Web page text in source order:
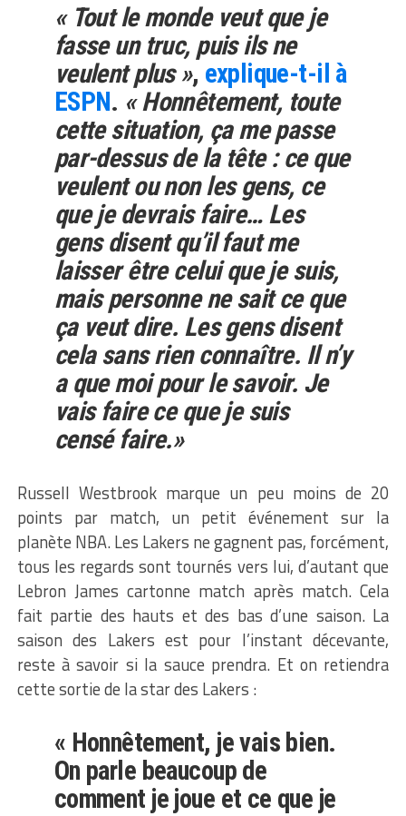
« Tout le monde veut que je
fasse un truc, puis ils ne
veulent plus », explique-t-il à
ESPN. « Honnêtement, toute
cette situation, ça me passe
par-dessus de la tête : ce que
veulent ou non les gens, ce
que je devrais faire… Les
gens disent qu’il faut me
laisser être celui que je suis,
mais personne ne sait ce que
ça veut dire. Les gens disent
cela sans rien connaître. Il n’y
a que moi pour le savoir. Je
vais faire ce que je suis
censé faire.»
Russell Westbrook marque un peu moins de 20
points par match, un petit événement sur la
planète NBA. Les Lakers ne gagnent pas, forcément,
tous les regards sont tournés vers lui, d’autant que
Lebron James cartonne match après match. Cela
fait partie des hauts et des bas d’une saison. La
saison des Lakers est pour l’instant décevante,
reste à savoir si la sauce prendra. Et on retiendra
cette sortie de la star des Lakers :
« Honnêtement, je vais bien.
On parle beaucoup de
comment je joue et ce que je